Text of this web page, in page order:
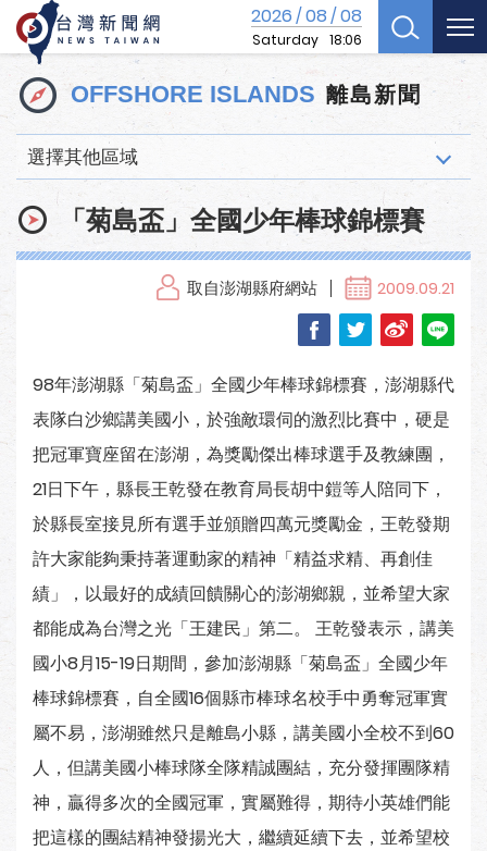
2026/08/08
Saturday 18:06
OFFSHORE ISLANDS 離島新聞
選擇其他區域
「菊島盃」全國少年棒球錦標賽
取自澎湖縣府網站 2009.09.21
98年澎湖縣「菊島盃」全國少年棒球錦標賽，澎湖縣代
表隊白沙鄉講美國小，於強敵環伺的激烈比賽中，硬是
把冠軍寶座留在澎湖，為獎勵傑出棒球選手及教練團，
21日下午，縣長王乾發在教育局長胡中鎧等人陪同下，
於縣長室接見所有選手並頒贈四萬元獎勵金，王乾發期
許大家能夠秉持著運動家的精神「精益求精、再創佳
績」，以最好的成績回饋關心的澎湖鄉親，並希望大家
都能成為台灣之光「王建民」第二。 王乾發表示，講美
國小8月15-19日期間，參加澎湖縣「菊島盃」全國少年
棒球錦標賽，自全國16個縣市棒球名校手中勇奪冠軍實
屬不易，澎湖雖然只是離島小縣，講美國小全校不到60
人，但講美國小棒球隊全隊精誠團結，充分發揮團隊精
神，贏得多次的全國冠軍，實屬難得，期待小英雄們能
把這樣的團結精神發揚光大，繼續延續下去，並希望校